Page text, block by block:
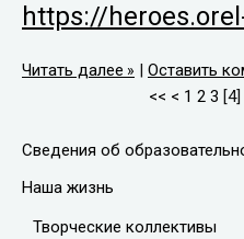
https://
Читать далее | Оставить
<< < 1 2 3 [4]
Сведения об
Наша жизнь
Творческие коллективы